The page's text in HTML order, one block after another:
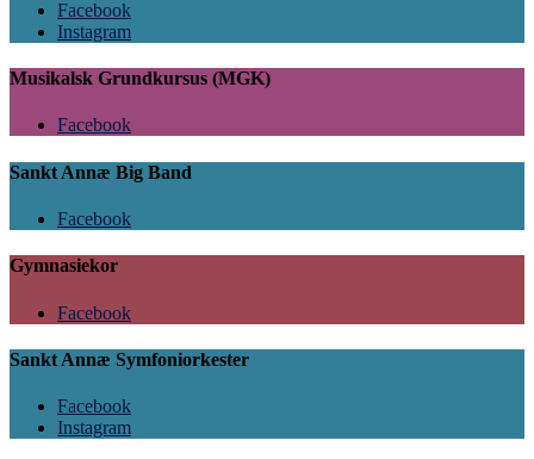
Facebook
Instagram
Musikalsk Grundkursus (MGK)
Facebook
Sankt Annæ Big Band
Facebook
Gymnasiekor
Facebook
Sankt Annæ Symfoniorkester
Facebook
Instagram